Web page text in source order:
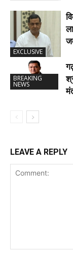
EXCLUSIVE
BREAKING
NEWS
LEAVE A REPLY